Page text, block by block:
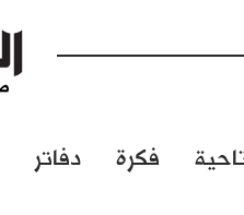
فكرة دفاتر